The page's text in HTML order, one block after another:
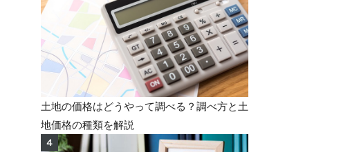
土地の価格はどうやって調べる？調べ方と土
地価格の種類を解説